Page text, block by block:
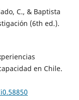
C., & Baptista
(6th ed.).
en Chile.